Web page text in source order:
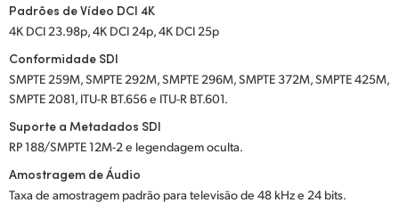
Padrões de Vídeo DCI 4K
4K DCI 23.98p, 4K DCI 24p, 4K DCI 25p
Conformidade SDI
SMPTE 259M, SMPTE 292M, SMPTE 296M, SMPTE 372M, SMPTE 425M,
SMPTE 2081, ITU-R BT.656 e ITU-R BT.601.
Suporte a Metadados SDI
RP 188/SMPTE 12M-2 e legendagem oculta.
Amostragem de Áudio
Taxa de amostragem padrão para televisão de 48 kHz e 24 bits.